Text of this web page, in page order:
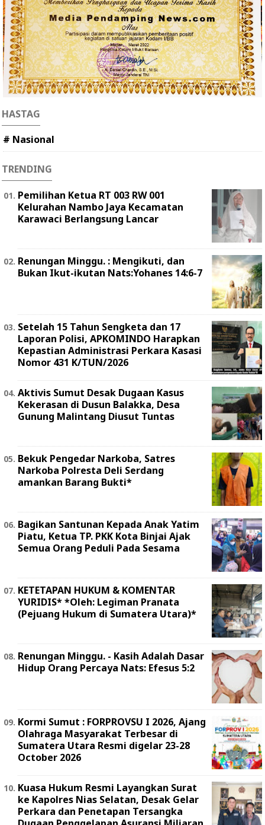
HASTAG
# Nasional
TRENDING
Pemilihan Ketua RT 003 RW 001
Kelurahan Nambo Jaya Kecamatan
Karawaci Berlangsung Lancar
Renungan Minggu. : Mengikuti, dan
Bukan Ikut-ikutan Nats:Yohanes 14:6-7
Setelah 15 Tahun Sengketa dan 17
Laporan Polisi, APKOMINDO Harapkan
Kepastian Administrasi Perkara Kasasi
Nomor 431 K/TUN/2026
Aktivis Sumut Desak Dugaan Kasus
Kekerasan di Dusun Balakka, Desa
Gunung Malintang Diusut Tuntas
Bekuk Pengedar Narkoba, Satres
Narkoba Polresta Deli Serdang
amankan Barang Bukti*
Bagikan Santunan Kepada Anak Yatim
Piatu, Ketua TP. PKK Kota Binjai Ajak
Semua Orang Peduli Pada Sesama
KETETAPAN HUKUM & KOMENTAR
YURIDIS* *Oleh: Legiman Pranata
(Pejuang Hukum di Sumatera Utara)*
Renungan Minggu. - Kasih Adalah Dasar
Hidup Orang Percaya Nats: Efesus 5:2
Kormi Sumut : FORPROVSU I 2026, Ajang
Olahraga Masyarakat Terbesar di
Sumatera Utara Resmi digelar 23-28
October 2026
Kuasa Hukum Resmi Layangkan Surat
ke Kapolres Nias Selatan, Desak Gelar
Perkara dan Penetapan Tersangka